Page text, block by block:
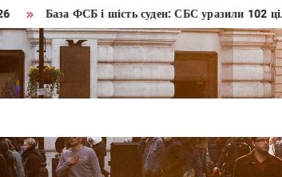
База ФСБ і шість суден: СБС уразили 102 цілі РФ